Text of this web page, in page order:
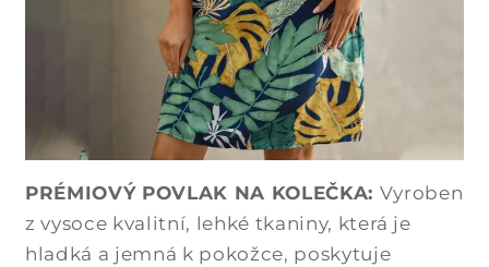
PRÉMIOVÝ POVLAK NA KOLEČKA: Vyroben
z vysoce kvalitní, lehké tkaniny, která je
hladká a jemná k pokožce, poskytuje